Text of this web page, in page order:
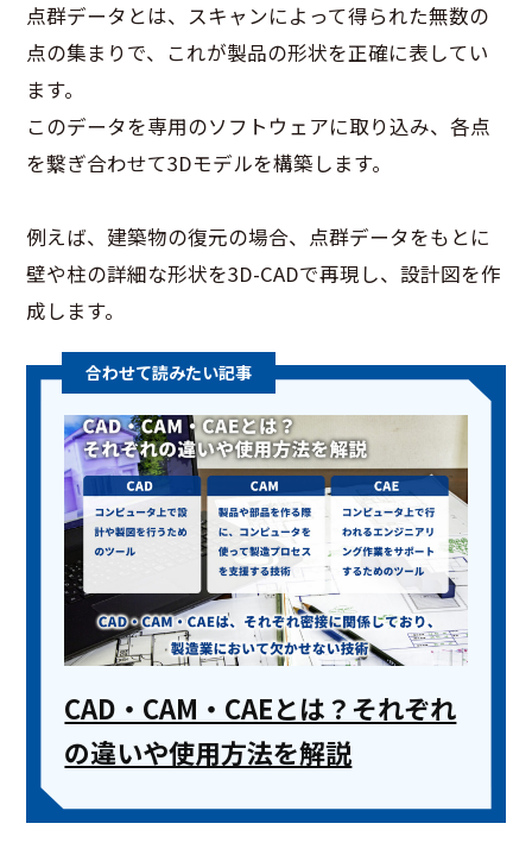
点群データとは、スキャンによって得られた無数の
点の集まりで、これが製品の形状を正確に表してい
ます。
このデータを専用のソフトウェアに取り込み、各点
を繋ぎ合わせて3Dモデルを構築します。
例えば、建築物の復元の場合、点群データをもとに
壁や柱の詳細な形状を3D-CADで再現し、設計図を作
成します。
CAD・CAM・CAEとは？それぞれ
の違いや使用方法を解説